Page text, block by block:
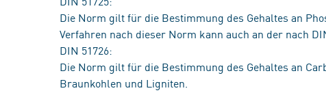
Die Norm gilt für die Bestimmung des Gehaltes an
Verfahren nach dieser Norm kann auch an der nach
DIN 51726:
Die Norm gilt für die Bestimmung des Gehaltes an
Braunkohlen und Ligniten.